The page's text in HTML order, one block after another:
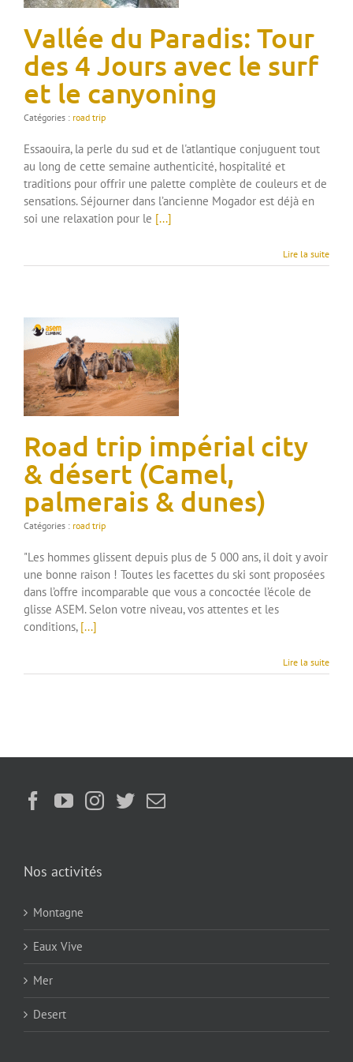
Vallée du Paradis: Tour
des 4 Jours avec le surf
et le canyoning
Catégories : road trip
Essaouira, la perle du sud et de l'atlantique conjuguent tout
au long de cette semaine authenticité, hospitalité et
traditions pour offrir une palette complète de couleurs et de
sensations. Séjourner dans l’ancienne Mogador est déjà en
soi une relaxation pour le [...]
Lire la suite
Road trip impérial city
& désert (Camel,
palmerais & dunes)
Catégories : road trip
"Les hommes glissent depuis plus de 5 000 ans, il doit y avoir
une bonne raison ! Toutes les facettes du ski sont proposées
dans l’offre incomparable que vous a concoctée l’école de
glisse ASEM. Selon votre niveau, vos attentes et les
conditions, [...]
Lire la suite
Nos activités
Montagne
Eaux Vive
Mer
Desert